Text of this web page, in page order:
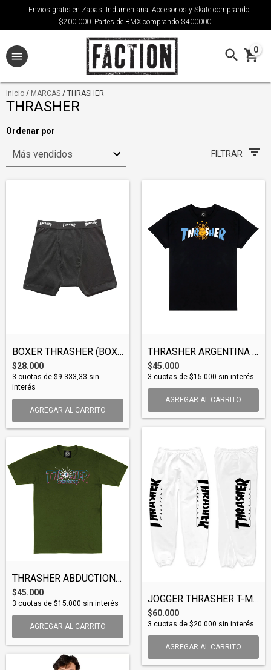
Envios gratis en Zapas, Indumentaria, Accesorios y Skate comprando
$200.000. Partes de BMX comprando $400000.
0
Inicio / MARCAS / THRASHER
THRASHER
Ordenar por
FILTRAR
BOXER THRASHER (BOXTHR001)
$28.000
3 cuotas de $9.333,33 sin
interés
AGREGAR AL CARRITO
THRASHER ARGENTINA ESTRELLAS TEE (TSHTHR...
$45.000
3 cuotas de $15.000 sin interés
AGREGAR AL CARRITO
THRASHER ABDUCTION TEE (TSHTHR057)
$45.000
3 cuotas de $15.000 sin interés
AGREGAR AL CARRITO
JOGGER THRASHER T-MAG (JOGTHR004)
$60.000
3 cuotas de $20.000 sin interés
AGREGAR AL CARRITO